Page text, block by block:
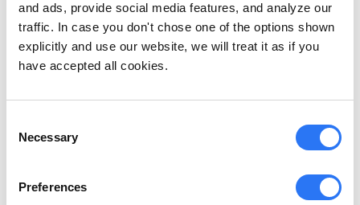
and ads, provide social media features, and analyze our
traffic. In case you don't chose one of the options shown
explicitly and use our website, we will treat it as if you
have accepted all cookies.
Selection
Necessary
Preferences
gesteuerten Persona-
Gewinnen Sie ein tieferes Verständnis Ihrer